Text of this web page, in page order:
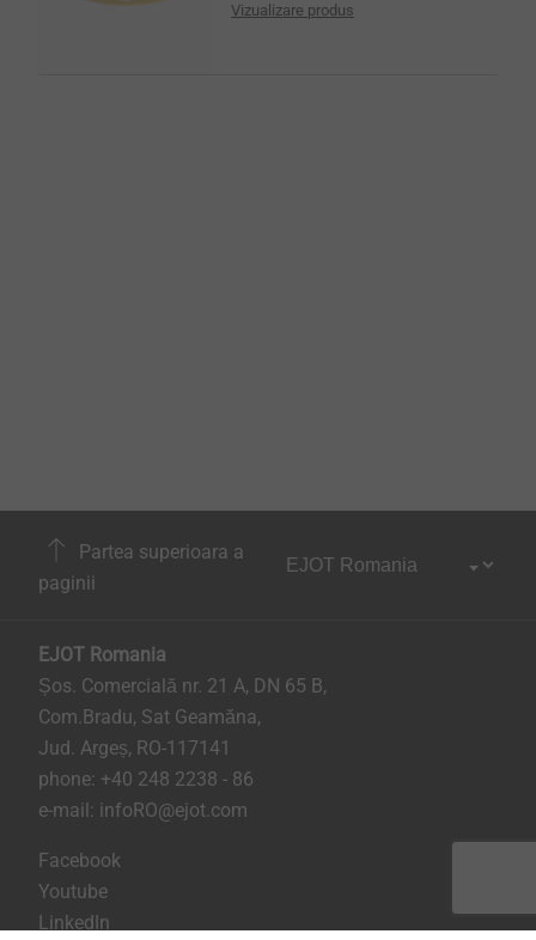
Vizualizare produs
Partea superioara a
paginii
EJOT Romania
Șos. Comercială nr. 21 A, DN 65 B,
Com.Bradu, Sat Geamăna,
Jud. Argeș, RO-117141
phone: +40 248 2238 - 86
e-mail: infoRO@ejot.com
Facebook
Youtube
LinkedIn